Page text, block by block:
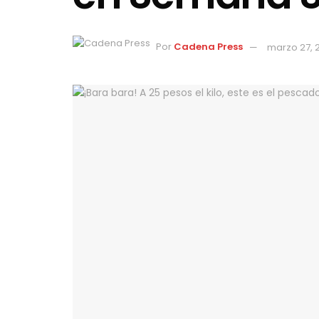
Por Cadena Press marzo 27,